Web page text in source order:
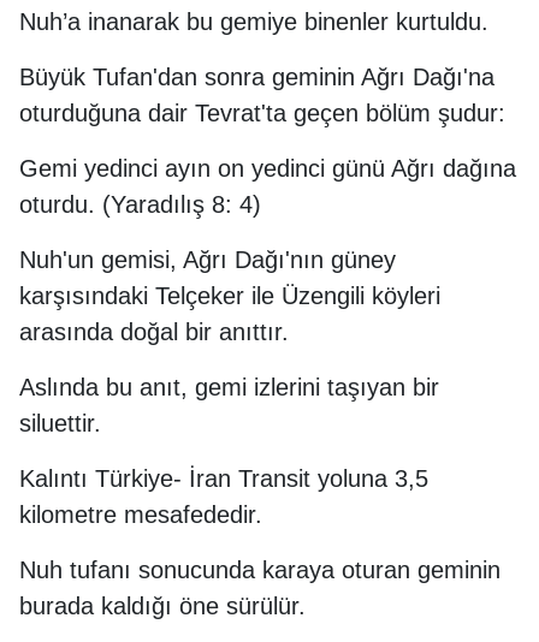
Nuh’a inanarak bu gemiye binenler kurtuldu.
Büyük Tufan'dan sonra geminin Ağrı Dağı'na
oturduğuna dair Tevrat'ta geçen bölüm şudur:
Gemi yedinci ayın on yedinci günü Ağrı dağına
oturdu. (Yaradılış 8: 4)
Nuh'un gemisi, Ağrı Dağı'nın güney
karşısındaki Telçeker ile Üzengili köyleri
arasında doğal bir anıttır.
Aslında bu anıt, gemi izlerini taşıyan bir
siluettir.
Kalıntı Türkiye- İran Transit yoluna 3,5
kilometre mesafededir.
Nuh tufanı sonucunda karaya oturan geminin
burada kaldığı öne sürülür.